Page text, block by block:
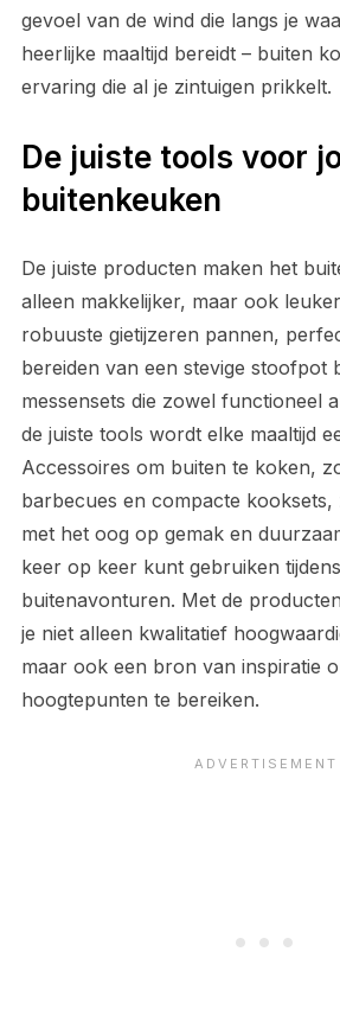
gevoel van de wind die langs je
heerlijke maaltijd bereidt – buiten
ervaring die al je zintuigen prikkelt.
De juiste tools voor
buitenkeuken
De juiste producten maken het
alleen makkelijker, maar ook
robuuste gietijzeren pannen,
bereiden van een stevige stoofpot
messensets die zowel functioneel
de juiste tools wordt elke maaltijd
Accessoires om buiten te koken,
barbecues en compacte
met het oog op gemak en
keer op keer kunt gebruiken
buitenavonturen. Met de
je niet alleen kwalitatief
maar ook een bron van inspiratie
hoogtepunten te bereiken.